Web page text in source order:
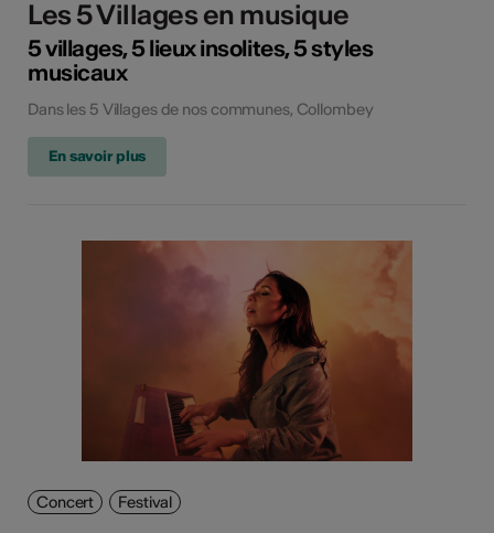
Les 5 Villages en musique
5 villages, 5 lieux insolites, 5 styles
musicaux
Dans les 5 Villages de nos communes, Collombey
En savoir plus
Concert Festival